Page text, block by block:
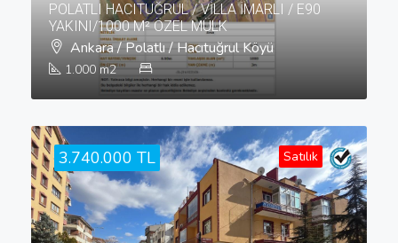
POLATLI HACITUĞRUL / VİLLA İMARLI / E90
YAKINI/1000 M² ÖZEL MÜLK
1.000 m2
Ankara / Polatlı / Hacıtuğrul Köyü
3.740.000 TL Satılık